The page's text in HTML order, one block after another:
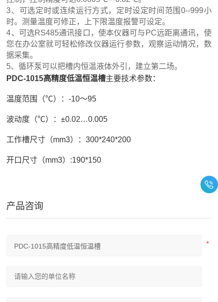
3、可选定时或连续运行方式，定时设定时间范围0--999小
时。测量温度可修正，上下限温度报警可设定。
4、可选RS485通讯接口，使本仪器可与PC远距离通讯，使
您在办公室就可轻松修改仪器运行参数，观察运动情况，数
据采集。
5、循环泵可以把槽内恒温液体外引，建立第二场。
PDC-1015高精度低温恒温槽主要技术参数：
温度范围（℃）：-10～95
波动度（℃）：±0.02…0.005
工作槽尺寸（mm3）：300*240*200
开口尺寸（mm3）:190*150
产品咨询